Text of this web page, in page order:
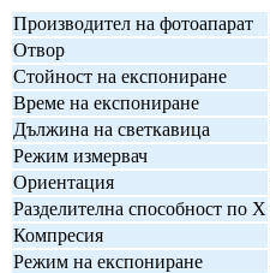
Производител на фотоапарат
Отвор
Стойност на експониране
Време на експониране
Дължина на светкавица
Режим измервач
Ориентация
Разделителна способност по X
Компресия
Режим на експониране